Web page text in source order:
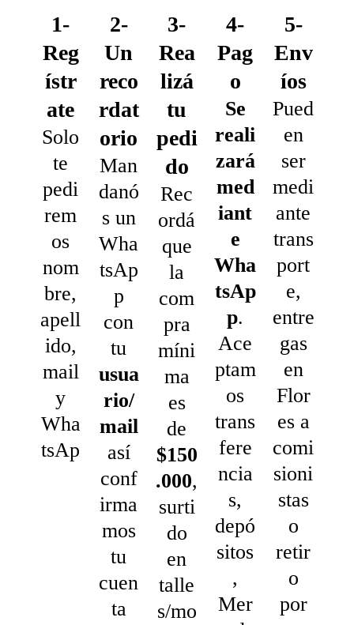
1-
Reg
ístr
ate
Solo
te
pedi
rem
os
nom
bre,
apell
ido,
mail
y
Wha
tsAp
2-
Un
reco
rdat
orio
Man
danó
s un
Wha
tsAp
p
con
tu
usua
rio/
mail
así
conf
irma
mos
tu
cuen
ta
3-
Rea
lizá
tu
pedi
do
Rec
ordá
que
la
com
pra
míni
ma
es
de
$150
.000,
surti
do
en
talle
s/mo
4-
Pag
o
Se
reali
zará
med
iant
e
Wha
tsAp
p.
Ace
ptam
os
trans
fere
ncia
s,
depó
sitos
,
Mer
5-
Env
íos
Pued
en
ser
medi
ante
trans
port
e,
entre
gas
en
Flor
es a
comi
sioni
stas
o
retir
o
por